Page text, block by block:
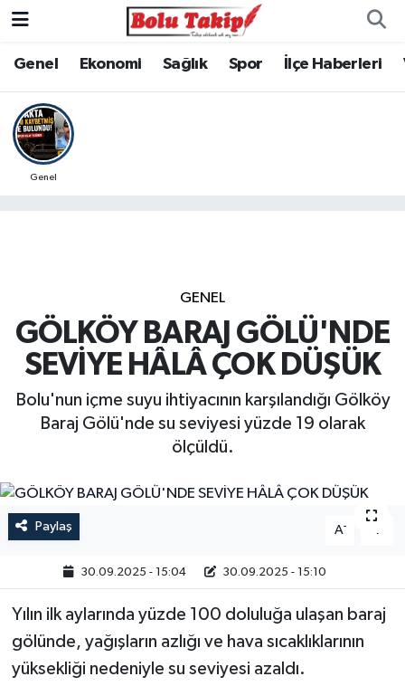
Genel Ekonomi Sağlık Spor İlçe Haberleri
Genel
GENEL
GÖLKÖY BARAJ GÖLÜ'NDE
SEVİYE HÂLÂ ÇOK DÜŞÜK
Bolu'nun içme suyu ihtiyacının karşılandığı Gölköy
Baraj Gölü'nde su seviyesi yüzde 19 olarak
ölçüldü.
Paylaş A- A
30.09.2025 - 15:04 30.09.2025 - 15:10
Yılın ilk aylarında yüzde 100 doluluğa ulaşan baraj
gölünde, yağışların azlığı ve hava sıcaklıklarının
yüksekliği nedeniyle su seviyesi azaldı.